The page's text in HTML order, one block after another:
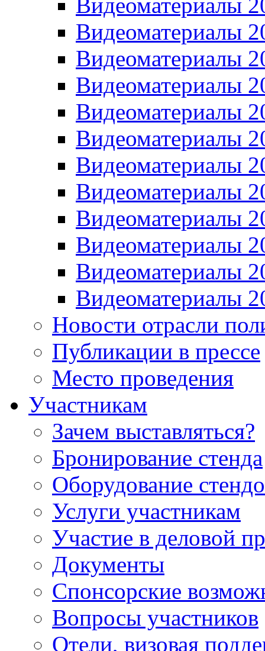
Видеоматериалы
Видеоматериалы
Видеоматериалы
Видеоматериалы
Видеоматериалы
Видеоматериалы
Видеоматериалы
Видеоматериалы
Видеоматериалы
Видеоматериалы
Видеоматериалы
Видеоматериалы
Новости отрасли
Публикации в прессе
Место проведения
Участникам
Зачем выставляться?
Бронирование стенда
Оборудование
Услуги участникам
Участие в деловой
Документы
Спонсорские
Вопросы участников
Отели, визовая